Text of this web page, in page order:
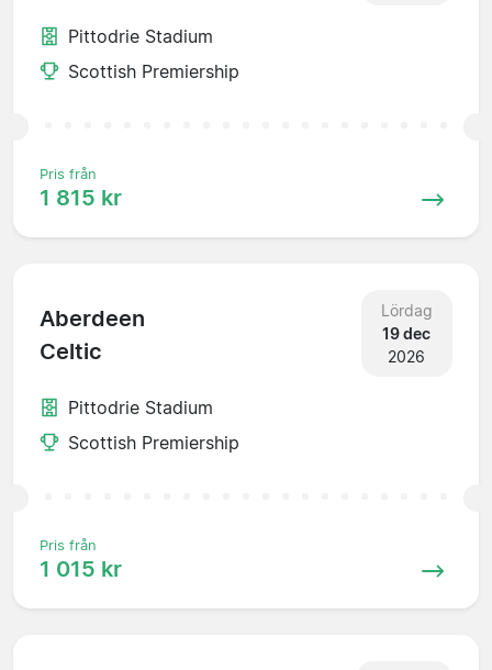
Pittodrie Stadium
Scottish Premiership
Pris från
1 815 kr
Aberdeen
Celtic
Lördag
19 dec
2026
Pittodrie Stadium
Scottish Premiership
Pris från
1 015 kr